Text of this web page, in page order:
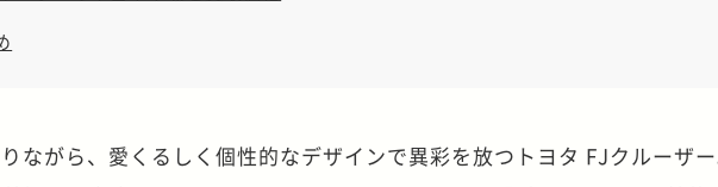
ながら、愛くるしく個性的なデザインで異彩を放つトヨタ FJクルーザ